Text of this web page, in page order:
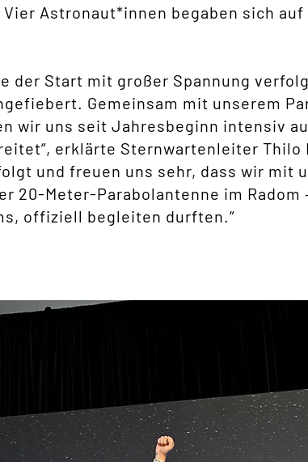
Astronaut*innen begaben sich auf
der Start mit großer Spannung
Gemeinsam mit unserem
wir uns seit Jahresbeginn intensiv
erklärte Sternwartenleiter Thilo
und freuen uns sehr, dass wir mit
20-Meter-Parabolantenne im Radom
offiziell begleiten durften.“